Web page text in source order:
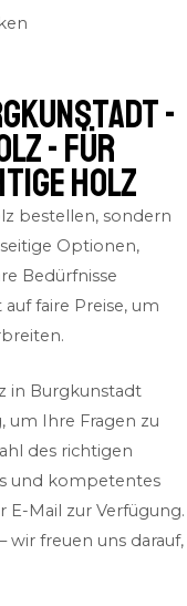
-
- für
Holz
bestellen, sondern
Optionen,
Bedürfnisse
faire Preise, um
in Burgkunstadt
um Ihre Fragen zu
des richtigen
und kompetentes
Mail zur Verfügung.
wir freuen uns darauf,